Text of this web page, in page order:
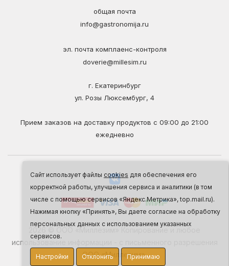
Сайт использует файлы cookies для обеспечения его
корректной работы, улучшения сервиса и аналитики (в том
числе с помощью сервисов «Яндекс.Метрика», top.mail.ru).
Нажимая кнопку «Принять», Вы даете согласие на обработку
персональных данных с использованием указанных
сервисов.
Настройки Отклонить Принимаю
общая почта
info@gastronomija.ru
эл. почта комплаенс-контроля
doverie@millesim.ru
г. Екатеринбург
ул. Розы Люксембург, 4
Прием заказов на доставку продуктов с 09:00 до 21:00
ежедневно
2026 © ООО «Миллезим» Копирование и любое
использование информации - с письменного разрешения
ООО «Миллезим».